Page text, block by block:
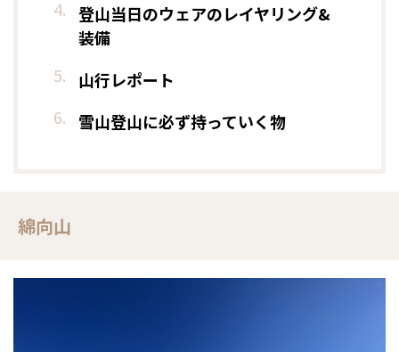
登山当日のウェアのレイヤリング&
装備
山行レポート
雪山登山に必ず持っていく物
綿向山